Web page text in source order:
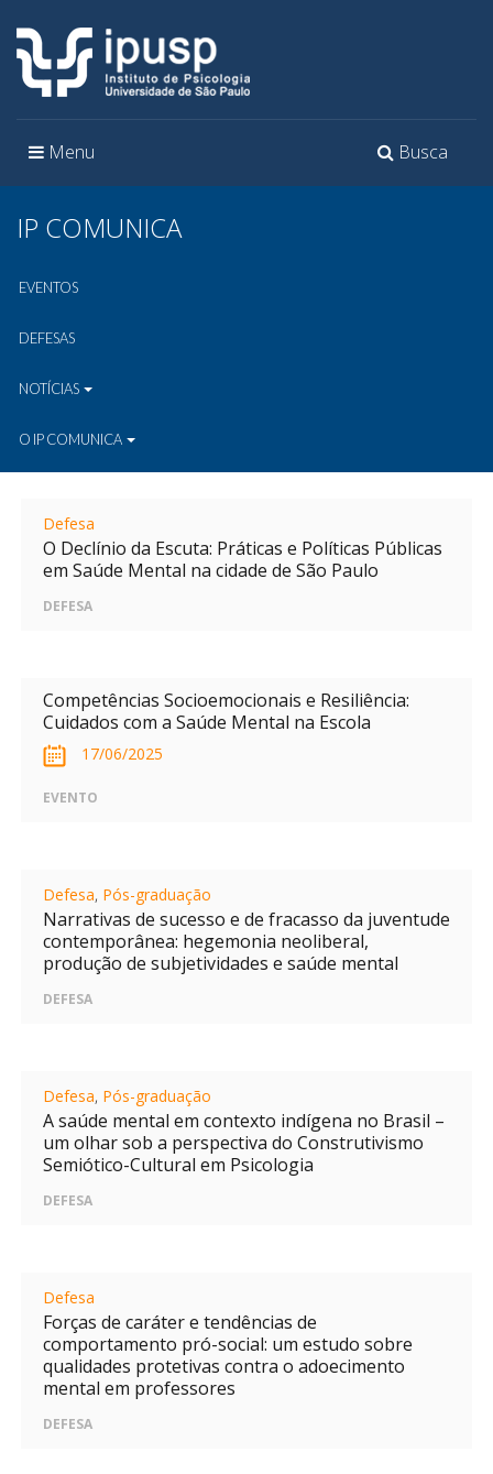
Toggle
Busca
Toggle
Menu
IP COMUNICA
EVENTOS
DEFESAS
NOTÍCIAS
O IP COMUNICA
Defesa
O Declínio da Escuta: Práticas e Políticas Públicas
em Saúde Mental na cidade de São Paulo
DEFESA
Competências Socioemocionais e Resiliência:
Cuidados com a Saúde Mental na Escola
17/06/2025
EVENTO
Defesa, Pós-graduação
Narrativas de sucesso e de fracasso da juventude
contemporânea: hegemonia neoliberal,
produção de subjetividades e saúde mental
DEFESA
Defesa, Pós-graduação
A saúde mental em contexto indígena no Brasil –
um olhar sob a perspectiva do Construtivismo
Semiótico-Cultural em Psicologia
DEFESA
Defesa
Forças de caráter e tendências de
comportamento pró-social: um estudo sobre
qualidades protetivas contra o adoecimento
mental em professores
DEFESA